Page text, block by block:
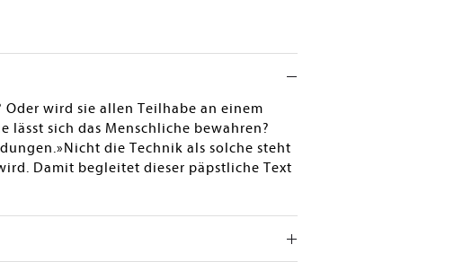
wird sie allen Teilhabe an einem
lässt sich das Menschliche bewahren?
die Technik als solche steht
Damit begleitet dieser päpstliche Text